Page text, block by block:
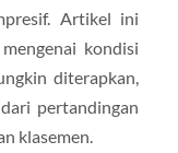
Artikel ini
kondisi
diterapkan,
pertandingan
klasemen.